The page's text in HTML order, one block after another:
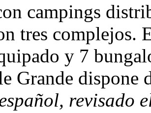
campings
tres complejos.
y 7
Grande dispone
revisado